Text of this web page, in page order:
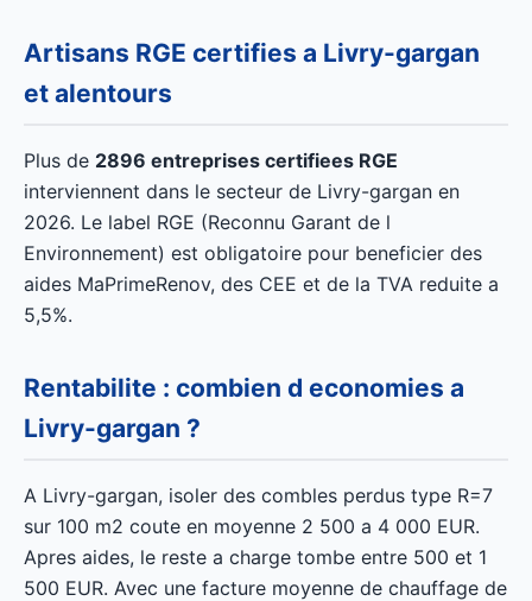
Artisans RGE certifies a Livry-gargan
et alentours
Plus de 2896 entreprises certifiees RGE
interviennent dans le secteur de Livry-gargan en
2026. Le label RGE (Reconnu Garant de l
Environnement) est obligatoire pour beneficier des
aides MaPrimeRenov, des CEE et de la TVA reduite a
5,5%.
Rentabilite : combien d economies a
Livry-gargan ?
A Livry-gargan, isoler des combles perdus type R=7
sur 100 m2 coute en moyenne 2 500 a 4 000 EUR.
Apres aides, le reste a charge tombe entre 500 et 1
500 EUR. Avec une facture moyenne de chauffage de